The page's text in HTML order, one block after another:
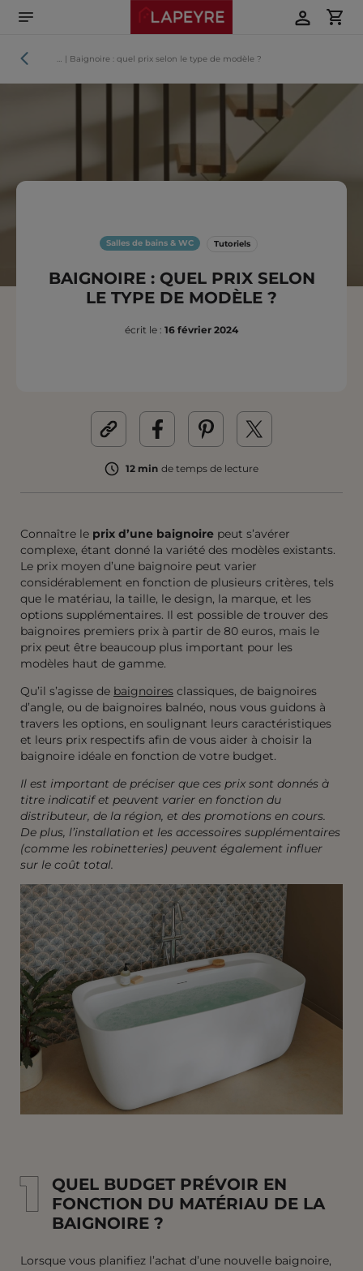
directement
contenu
Tutoriels | Baignoire : quel prix selon le type de modèle ?
Salles de bains & WC Tutoriels
BAIGNOIRE : QUEL PRIX SELON
LE TYPE DE MODÈLE ?
écrit le : 16 février 2024
12 min de temps de lecture
Connaître le prix d’une baignoire peut s’avérer
complexe, étant donné la variété des modèles existants.
Le prix moyen d’une baignoire peut varier
considérablement en fonction de plusieurs critères, tels
que le matériau, la taille, le design, la marque, et les
options supplémentaires. Il est possible de trouver des
baignoires premiers prix à partir de 80 euros, mais le
prix peut être beaucoup plus important pour les
modèles haut de gamme.
Qu’il s’agisse de baignoires classiques, de baignoires
d’angle, ou de baignoires balnéo, nous vous guidons à
travers les options, en soulignant leurs caractéristiques
et leurs prix respectifs afin de vous aider à choisir la
baignoire idéale en fonction de votre budget.
Il est important de préciser que ces prix sont donnés à
titre indicatif et peuvent varier en fonction du
distributeur, de la région, et des promotions en cours.
De plus, l’installation et les accessoires supplémentaires
(comme les robinetteries) peuvent également influer
sur le coût total.
1
1
QUEL BUDGET PRÉVOIR EN
FONCTION DU MATÉRIAU DE LA
BAIGNOIRE ?
Lorsque vous planifiez l’achat d’une nouvelle baignoire,